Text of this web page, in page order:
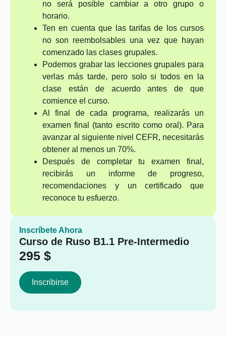
no será posible cambiar a otro grupo o
horario.
Ten en cuenta que las tarifas de los cursos
no son reembolsables una vez que hayan
comenzado las clases grupales.
Podemos grabar las lecciones grupales para
verlas más tarde, pero solo si todos en la
clase están de acuerdo antes de que
comience el curso.
Al final de cada programa, realizarás un
examen final (tanto escrito como oral). Para
avanzar al siguiente nivel CEFR, necesitarás
obtener al menos un 70%.
Después de completar tu examen final,
recibirás un informe de progreso,
recomendaciones y un certificado que
reconoce tu esfuerzo.
Inscríbete Ahora
Curso de Ruso B1.1 Pre-Intermedio
295 $
Inscribirse